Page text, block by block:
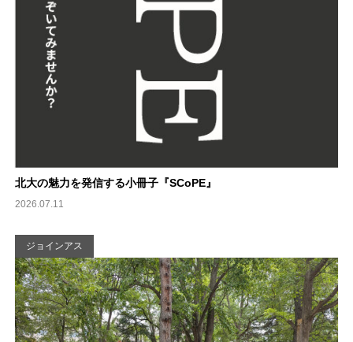
北大の魅力を発信する小冊子『SCoPE』
2026.07.11
ジョインアス